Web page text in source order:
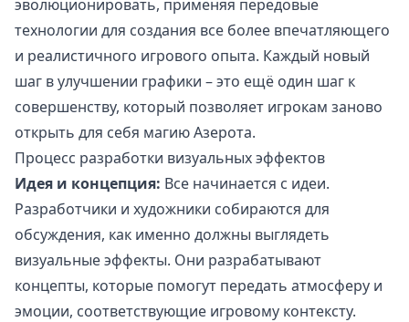
эволюционировать, применяя передовые
технологии для создания все более впечатляющего
и реалистичного игрового опыта. Каждый новый
шаг в улучшении графики – это ещё один шаг к
совершенству, который позволяет игрокам заново
открыть для себя магию Азерота.
Процесс разработки визуальных эффектов
Идея и концепция: Все начинается с идеи.
Разработчики и художники собираются для
обсуждения, как именно должны выглядеть
визуальные эффекты. Они разрабатывают
концепты, которые помогут передать атмосферу и
эмоции, соответствующие игровому контексту.